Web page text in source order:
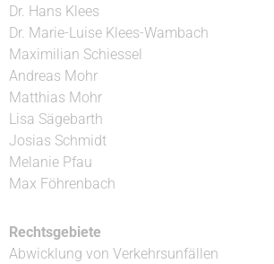
Dr. Hans Klees
Dr. Marie-Luise Klees-Wambach
Maximilian Schiessel
Andreas Mohr
Matthias Mohr
Lisa Sägebarth
Josias Schmidt
Melanie Pfau
Max Föhrenbach
Rechtsgebiete
Abwicklung von Verkehrsunfällen